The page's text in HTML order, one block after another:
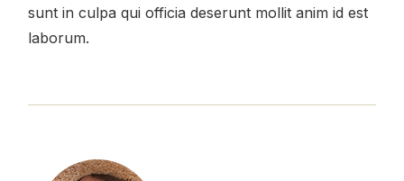
sunt in culpa qui officia deserunt mollit anim id est
laborum.